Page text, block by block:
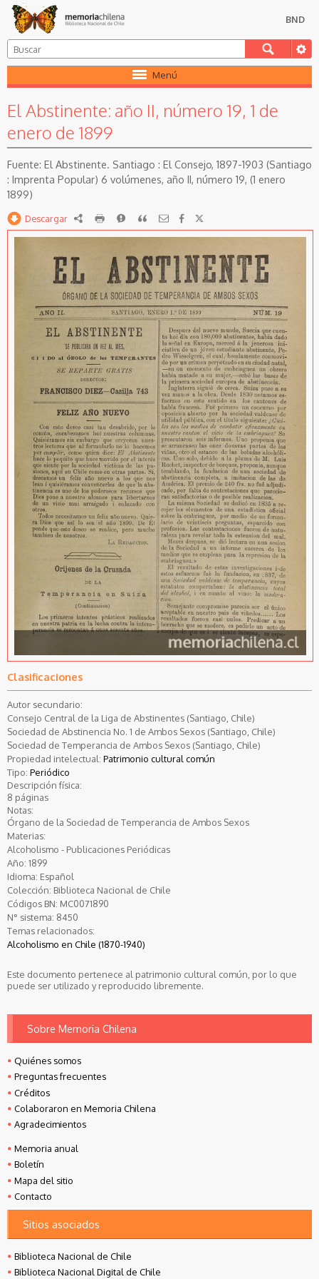
BND
Menú
El Abstinente: año II, número 19, 1 de
enero de 1899
El Abstinente. Santiago : El Consejo, 1897-1903 (Santiago
: Imprenta Popular) 6 volúmenes, año II, número 19, (1 enero
1899)
Descargar RDF imprimirReportarCitar
Clasificaciones
Autor secundario:
Consejo Central de la Liga de Abstinentes (Santiago, Chile)
Sociedad de Abstinencia No. 1 de Ambos Sexos (Santiago, Chile)
Sociedad de Temperancia de Ambos Sexos (Santiago, Chile)
Propiedad intelectual: Patrimonio cultural común
Tipo: Periódico
Descripción física:
8 páginas
Notas:
Órgano de la Sociedad de Temperancia de Ambos Sexos
Materias:
Alcoholismo - Publicaciones Periódicas
Año: 1899
Idioma: Español
Colección: Biblioteca Nacional de Chile
Códigos BN: MC0071890
N° sistema: 8450
Temas relacionados:
Alcoholismo en Chile (1870-1940)
Este documento pertenece al patrimonio cultural común, por lo que
puede ser utilizado y reproducido libremente.
Sobre Memoria Chilena
Quiénes somos
Preguntas frecuentes
Créditos
Colaboraron en Memoria Chilena
Agradecimientos
Memoria anual
Boletín
Mapa del sitio
Contacto
Sitios asociados
Biblioteca Nacional de Chile
Biblioteca Nacional Digital de Chile